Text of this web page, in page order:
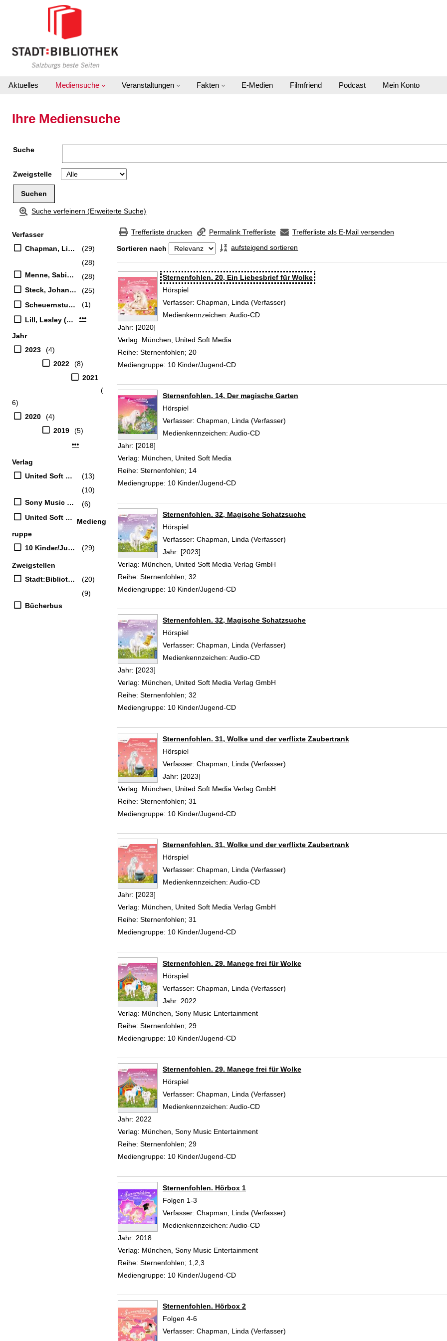
Zu den Suchfiltern springen
Zur Trefferliste springen
Aktuelles Mediensuche Veranstaltungen Fakten E-Medien Filmfriend Podcast Mein Konto
Ihre Mediensuche
Suche
Zweigstelle
Suche verfeinern (Erweiterte Suche)
Suchfilter
Verfasser
Chapman, Linda (Verfasser)
(29)
Menne, Sabine (Erzähler)
(28)
Steck, Johannes (Erzähler)
(28)
Scheuernstuhl, Manuel (Erzähler)
(25)
Lill, Lesley (Erzähler)
(1)
Mehr Verfasser-Filter anzeigen
Jahr
2023
(4)
2022
(8)
2021
(
6)
2020
(4)
2019
(5)
Mehr Jahr-Filter anzeigen
Verlag
United Soft Media Verlag GmbH
(13)
Sony Music Entertainment
(10)
United Soft Media
(6)
Medieng
ruppe
10 Kinder/Jugend-CD
(29)
Zweigstellen
Stadt:Bibliothek
(20)
Bücherbus
(9)
Trefferliste drucken Permalink Trefferliste Trefferliste als E-Mail versenden
Sortieren nach aufsteigend sortieren
Suchergebnis
Zu den Suchfiltern springen
Sternenfohlen. 20, Ein Liebesbrief für Wolke
Hörspiel
Verfasser: Chapman, Linda (Verfasser)
Medienkennzeichen: Audio-CD
Jahr: [2020]
Verlag: München, United Soft Media
Reihe: Sternenfohlen; 20
Mediengruppe: 10 Kinder/Jugend-CD
Sternenfohlen. 14, Der magische Garten
Hörspiel
Verfasser: Chapman, Linda (Verfasser)
Medienkennzeichen: Audio-CD
Jahr: [2018]
Verlag: München, United Soft Media
Reihe: Sternenfohlen; 14
Mediengruppe: 10 Kinder/Jugend-CD
Sternenfohlen. 32, Magische Schatzsuche
Hörspiel
Verfasser: Chapman, Linda (Verfasser)
Jahr: [2023]
Verlag: München, United Soft Media Verlag GmbH
Reihe: Sternenfohlen; 32
Mediengruppe: 10 Kinder/Jugend-CD
Sternenfohlen. 32, Magische Schatzsuche
Hörspiel
Verfasser: Chapman, Linda (Verfasser)
Medienkennzeichen: Audio-CD
Jahr: [2023]
Verlag: München, United Soft Media Verlag GmbH
Reihe: Sternenfohlen; 32
Mediengruppe: 10 Kinder/Jugend-CD
Sternenfohlen. 31, Wolke und der verflixte Zaubertrank
Hörspiel
Verfasser: Chapman, Linda (Verfasser)
Jahr: [2023]
Verlag: München, United Soft Media Verlag GmbH
Reihe: Sternenfohlen; 31
Mediengruppe: 10 Kinder/Jugend-CD
Sternenfohlen. 31, Wolke und der verflixte Zaubertrank
Hörspiel
Verfasser: Chapman, Linda (Verfasser)
Medienkennzeichen: Audio-CD
Jahr: [2023]
Verlag: München, United Soft Media Verlag GmbH
Reihe: Sternenfohlen; 31
Mediengruppe: 10 Kinder/Jugend-CD
Sternenfohlen. 29. Manege frei für Wolke
Hörspiel
Verfasser: Chapman, Linda (Verfasser)
Jahr: 2022
Verlag: München, Sony Music Entertainment
Reihe: Sternenfohlen; 29
Mediengruppe: 10 Kinder/Jugend-CD
Sternenfohlen. 29. Manege frei für Wolke
Hörspiel
Verfasser: Chapman, Linda (Verfasser)
Medienkennzeichen: Audio-CD
Jahr: 2022
Verlag: München, Sony Music Entertainment
Reihe: Sternenfohlen; 29
Mediengruppe: 10 Kinder/Jugend-CD
Sternenfohlen. Hörbox 1
Folgen 1-3
Verfasser: Chapman, Linda (Verfasser)
Medienkennzeichen: Audio-CD
Jahr: 2018
Verlag: München, Sony Music Entertainment
Reihe: Sternenfohlen; 1,2,3
Mediengruppe: 10 Kinder/Jugend-CD
Sternenfohlen. Hörbox 2
Folgen 4-6
Verfasser: Chapman, Linda (Verfasser)